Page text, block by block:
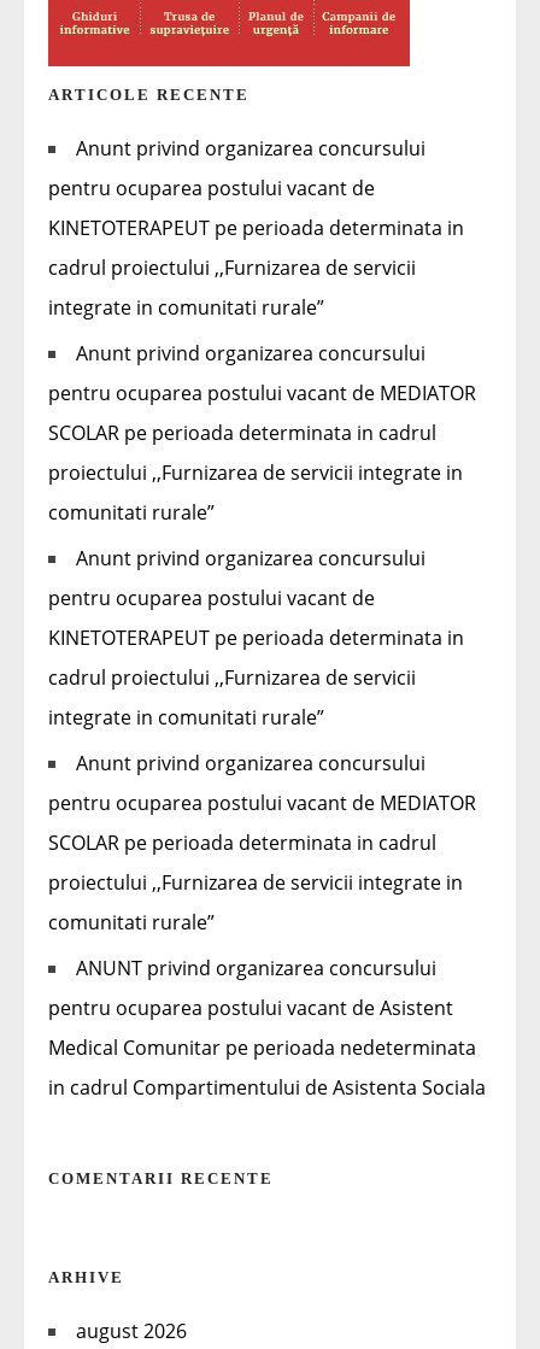
ARTICOLE RECENTE
Anunt privind organizarea concursului
pentru ocuparea postului vacant de
KINETOTERAPEUT pe perioada determinata in
cadrul proiectului ,,Furnizarea de servicii
integrate in comunitati rurale”
Anunt privind organizarea concursului
pentru ocuparea postului vacant de MEDIATOR
SCOLAR pe perioada determinata in cadrul
proiectului ,,Furnizarea de servicii integrate in
comunitati rurale”
Anunt privind organizarea concursului
pentru ocuparea postului vacant de
KINETOTERAPEUT pe perioada determinata in
cadrul proiectului ,,Furnizarea de servicii
integrate in comunitati rurale”
Anunt privind organizarea concursului
pentru ocuparea postului vacant de MEDIATOR
SCOLAR pe perioada determinata in cadrul
proiectului ,,Furnizarea de servicii integrate in
comunitati rurale”
ANUNT privind organizarea concursului
pentru ocuparea postului vacant de Asistent
Medical Comunitar pe perioada nedeterminata
in cadrul Compartimentului de Asistenta Sociala
COMENTARII RECENTE
ARHIVE
august 2026